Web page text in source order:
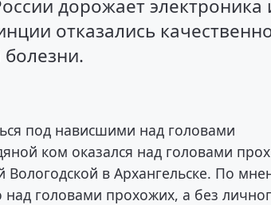
дорожает электроника
отказались
под нависшими над головами
ком оказался над головами
Вологодской в Архангельске. По
над головами прохожих, а без